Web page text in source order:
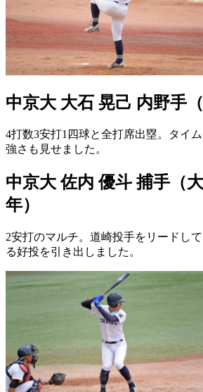
中京大 大石 晃己 内野手（
4打数3安打1四球と全打席出塁。タイ
強さも見せました。
中京大 佐内 優斗 捕手（
年）
2安打のマルチ。道崎投手をリードし
る好投を引き出しました。